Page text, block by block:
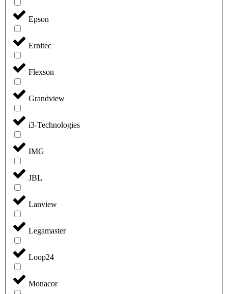
Epson
Ernitec
Flexson
Grandview
i3-Technologies
IMG
JBL
Lanview
Legamaster
Loop24
Monacor